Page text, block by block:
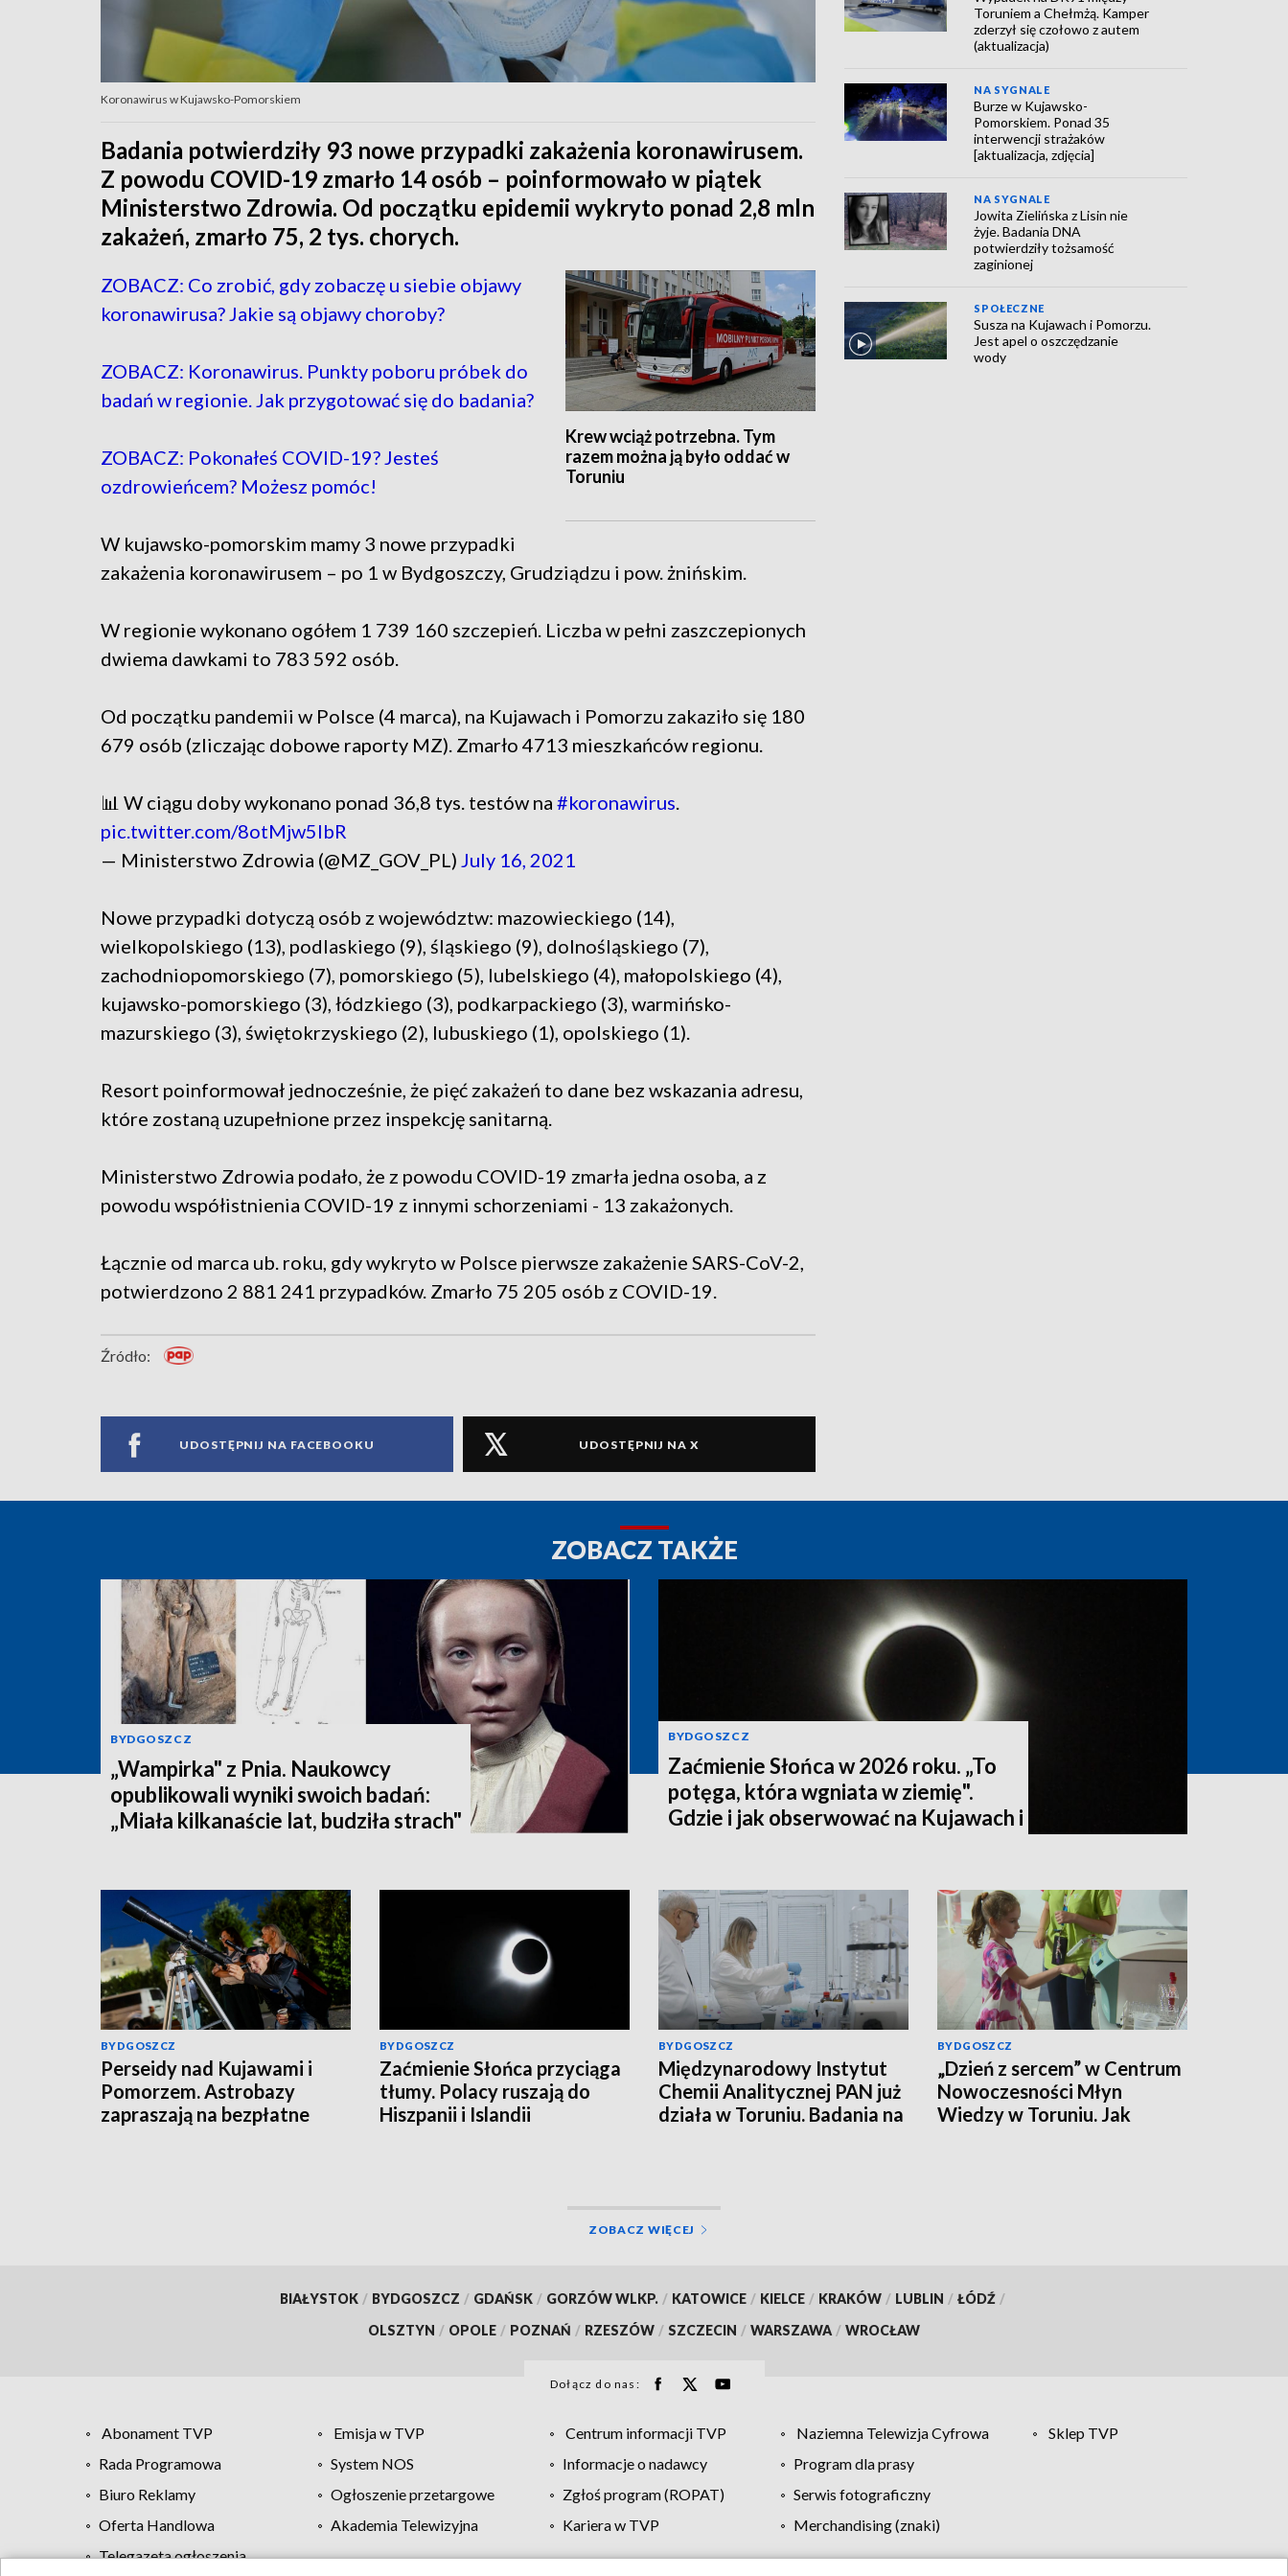
Koronawirus w Kujawsko-Pomorskiem
Badania potwierdziły 93 nowe przypadki zakażenia koronawirusem.
Z powodu COVID-19 zmarło 14 osób – poinformowało w piątek
Ministerstwo Zdrowia. Od początku epidemii wykryto ponad 2,8 mln
zakażeń, zmarło 75, 2 tys. chorych.
Krew wciąż potrzebna. Tym
razem można ją było oddać w
Toruniu
ZOBACZ: Co zrobić, gdy zobaczę u siebie objawy
koronawirusa? Jakie są objawy choroby?
ZOBACZ: Koronawirus. Punkty poboru próbek do
badań w regionie. Jak przygotować się do badania?
ZOBACZ: Pokonałeś COVID-19? Jesteś
ozdrowieńcem? Możesz pomóc!
W kujawsko-pomorskim mamy 3 nowe przypadki
zakażenia koronawirusem – po 1 w Bydgoszczy, Grudziądzu i pow. żnińskim.
W regionie wykonano ogółem 1 739 160 szczepień. Liczba w pełni zaszczepionych
dwiema dawkami to 783 592 osób.
Od początku pandemii w Polsce (4 marca), na Kujawach i Pomorzu zakaziło się 180
679 osób (zliczając dobowe raporty MZ). Zmarło 4713 mieszkańców regionu.
📊 W ciągu doby wykonano ponad 36,8 tys. testów na #koronawirus.
pic.twitter.com/8otMjw5lbR
— Ministerstwo Zdrowia (@MZ_GOV_PL) July 16, 2021
Nowe przypadki dotyczą osób z województw: mazowieckiego (14),
wielkopolskiego (13), podlaskiego (9), śląskiego (9), dolnośląskiego (7),
zachodniopomorskiego (7), pomorskiego (5), lubelskiego (4), małopolskiego (4),
kujawsko-pomorskiego (3), łódzkiego (3), podkarpackiego (3), warmińsko-
mazurskiego (3), świętokrzyskiego (2), lubuskiego (1), opolskiego (1).
Resort poinformował jednocześnie, że pięć zakażeń to dane bez wskazania adresu,
które zostaną uzupełnione przez inspekcję sanitarną.
Ministerstwo Zdrowia podało, że z powodu COVID-19 zmarła jedna osoba, a z
powodu współistnienia COVID-19 z innymi schorzeniami - 13 zakażonych.
Łącznie od marca ub. roku, gdy wykryto w Polsce pierwsze zakażenie SARS-CoV-2,
potwierdzono 2 881 241 przypadków. Zmarło 75 205 osób z COVID-19.
Źródło:
UDOSTĘPNIJ NA FACEBOOKU UDOSTĘPNIJ NA X
Toruniem a Chełmżą. Kamper
zderzył się czołowo z autem
(aktualizacja)
NA SYGNALE
Burze w Kujawsko-
Pomorskiem. Ponad 35
interwencji strażaków
[aktualizacja, zdjęcia]
NA SYGNALE
Jowita Zielińska z Lisin nie
żyje. Badania DNA
potwierdziły tożsamość
zaginionej
SPOŁECZNE
Susza na Kujawach i Pomorzu.
Jest apel o oszczędzanie
wody
ZOBACZ TAKŻE
BYDGOSZCZ
„Wampirka" z Pnia. Naukowcy
opublikowali wyniki swoich badań:
„Miała kilkanaście lat, budziła strach"
BYDGOSZCZ
Zaćmienie Słońca w 2026 roku. „To
potęga, która wgniata w ziemię".
Gdzie i jak obserwować na Kujawach i
BYDGOSZCZ
Perseidy nad Kujawami i
Pomorzem. Astrobazy
zapraszają na bezpłatne
BYDGOSZCZ
Zaćmienie Słońca przyciąga
tłumy. Polacy ruszają do
Hiszpanii i Islandii
BYDGOSZCZ
Międzynarodowy Instytut
Chemii Analitycznej PAN już
działa w Toruniu. Badania na
BYDGOSZCZ
„Dzień z sercem” w Centrum
Nowoczesności Młyn
Wiedzy w Toruniu. Jak
ZOBACZ WIĘCEJ
BIAŁYSTOK / BYDGOSZCZ / GDAŃSK / GORZÓW WLKP. / KATOWICE / KIELCE / KRAKÓW / LUBLIN / ŁÓDŹ /
OLSZTYN / OPOLE / POZNAŃ / RZESZÓW / SZCZECIN / WARSZAWA / WROCŁAW
Dołącz do nas:
Abonament TVP Emisja w TVP Centrum informacji TVP Naziemna Telewizja Cyfrowa
Sklep TVP
Rada Programowa
System NOS Informacje o nadawcy
Program dla prasy
Biuro Reklamy
Ogłoszenie przetargowe Zgłoś program (ROPAT)
Serwis fotograficzny
Oferta Handlowa
Akademia Telewizyjna Kariera w TVP
Merchandising (znaki)
Telegazeta ogłoszenia